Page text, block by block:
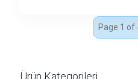
Page 1 of
Ürün Kategorileri